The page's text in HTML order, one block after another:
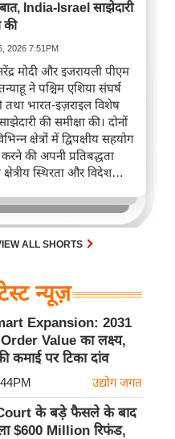
India-Israel साझेदारी
की
2026 7:51PM
नरेंद्र मोदी और इजरायली पीएम
ने पश्चिम एशिया संघर्ष
तथा भारत-इज़राइल विशेष
की समीक्षा की। दोनों
क्षेत्रों में द्विपक्षीय सहयोग
की अपनी प्रतिबद्धता
क्षेत्रीय स्थिरता और विदेश
ALL SHORTS
न्यूज़
Expansion: 2031
Value का लक्ष्य,
कमाई पर टिका दांव
उद्योग जगत
के बड़े फैसले के बाद
$600 Million रिफंड,